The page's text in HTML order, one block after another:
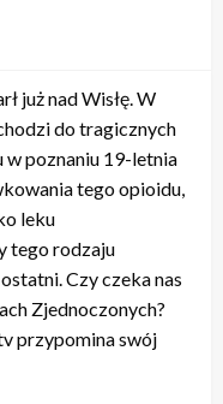
już nad Wisłę. W
do tragicznych
w poznaniu 19-letnia
tego opioidu,
leku
tego rodzaju
Czy czeka nas
Zjednoczonych?
przypomina swój